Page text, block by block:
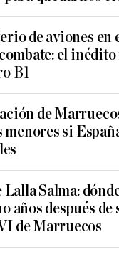
de aviones en
el inédito
B1
de
si
Salma:
años después
de Marruecos